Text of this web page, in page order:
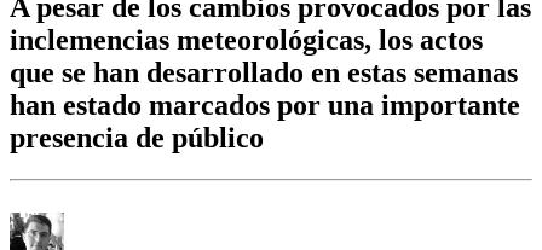
A pesar de los cambios provocados por las
inclemencias meteorológicas, los actos
que se han desarrollado en estas semanas
han estado marcados por una importante
presencia de público